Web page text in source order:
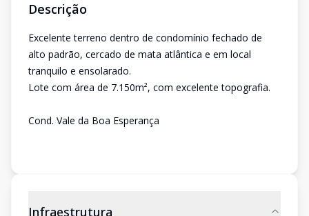
Descrição
Excelente terreno dentro de condomínio fechado de
alto padrão, cercado de mata atlântica e em local
tranquilo e ensolarado.
Lote com área de 7.150m², com excelente topografia.
Cond. Vale da Boa Esperança
Infraestrutura